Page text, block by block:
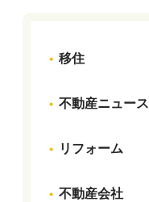
移住
不動産ニュース
リフォーム
不動産会社